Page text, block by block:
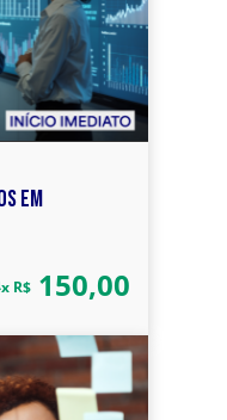
EM
R$150,00